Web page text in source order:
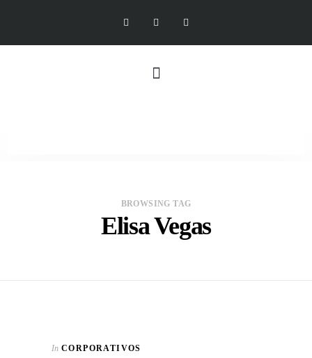
BROWSING TAG
Elisa Vegas
In CORPORATIVOS